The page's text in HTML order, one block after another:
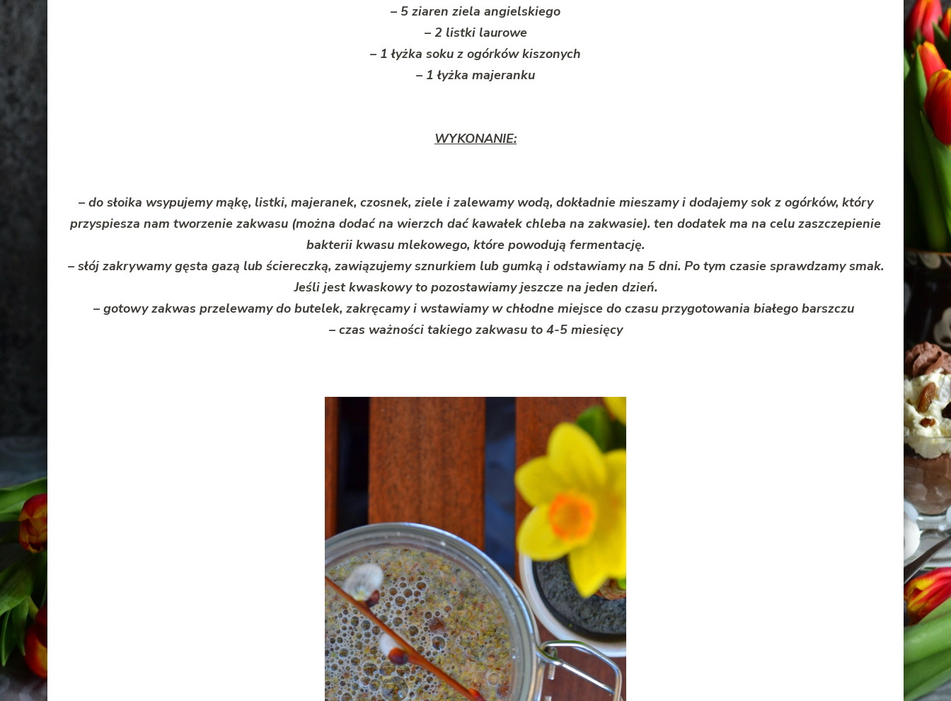
– 5 ziaren ziela angielskiego
– 2 listki laurowe
– 1 łyżka soku z ogórków kiszonych
– 1 łyżka majeranku
WYKONANIE:
– do słoika wsypujemy mąkę, listki, majeranek, czosnek, ziele i zalewamy wodą, dokładnie mieszamy i dodajemy sok z ogórków, który
przyspiesza nam tworzenie zakwasu (można dodać na wierzch dać kawałek chleba na zakwasie). ten dodatek ma na celu zaszczepienie
bakterii kwasu mlekowego, które powodują fermentację.
– słój zakrywamy gęsta gazą lub ściereczką, zawiązujemy sznurkiem lub gumką i odstawiamy na 5 dni. Po tym czasie sprawdzamy smak.
Jeśli jest kwaskowy to pozostawiamy jeszcze na jeden dzień.
– gotowy zakwas przelewamy do butelek, zakręcamy i wstawiamy w chłodne miejsce do czasu przygotowania białego barszczu
– czas ważności takiego zakwasu to 4-5 miesięcy